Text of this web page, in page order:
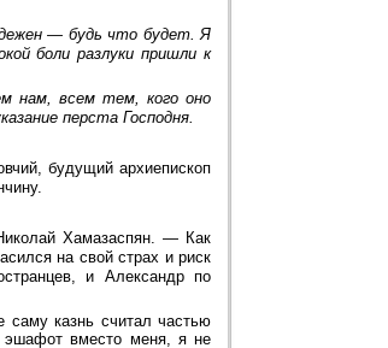
— будь что будет. Я
боли разлуки пришли к
нам, всем тем, кого оно
перста Господня.
будущий архиепископ
Хамазаспян. — Как
на свой страх и риск
и Александр по
казнь считал частью
эшафот вместо меня, я не